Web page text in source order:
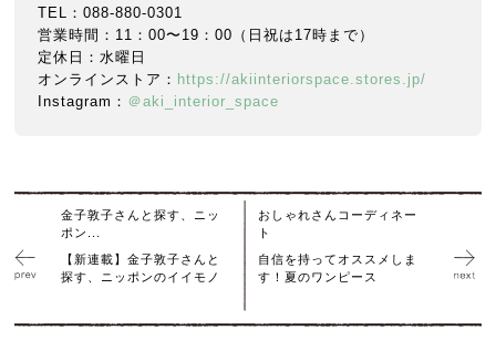
TEL：088-880-0301
営業時間：11：00〜19：00（日祝は17時まで）
定休日：水曜日
オンラインストア： https://akiinteriorspace.stores.jp/
Instagram： ＠aki_interior_space
金子敦子さんと探す、ニッ
ポン...
【新連載】金子敦子さんと
探す、ニッポンのイイモノ
おしゃれさんコーディネー
ト
自信を持ってオススメしま
す！夏のワンピース